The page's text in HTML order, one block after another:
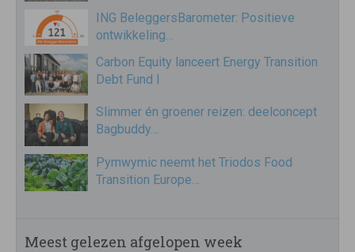
ING BeleggersBarometer: Positieve
ontwikkeling…
Carbon Equity lanceert Energy Transition
Debt Fund I
Slimmer én groener reizen: deelconcept
Bagbuddy…
Pymwymic neemt het Triodos Food
Transition Europe…
Meest gelezen afgelopen week